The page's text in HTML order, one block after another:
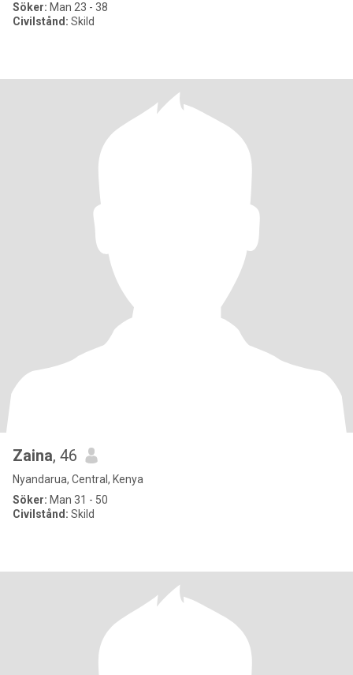
Söker: Man 23 - 38
Civilstånd: Skild
Zaina, 46
Nyandarua, Central, Kenya
Söker: Man 31 - 50
Civilstånd: Skild